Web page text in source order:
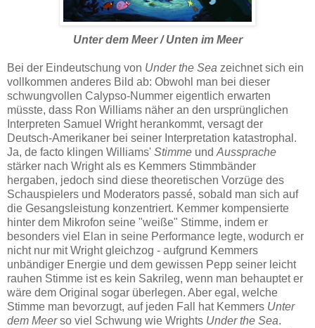
Unter dem Meer / Unten im Meer
Bei der Eindeutschung von Under the Sea zeichnet sich ein
vollkommen anderes Bild ab: Obwohl man bei dieser
schwungvollen Calypso-Nummer eigentlich erwarten
müsste, dass Ron Williams näher an den ursprünglichen
Interpreten Samuel Wright herankommt, versagt der
Deutsch-Amerikaner bei seiner Interpretation katastrophal.
Ja, de facto klingen Williams' Stimme und Aussprache
stärker nach Wright als es Kemmers Stimmbänder
hergaben, jedoch sind diese theoretischen Vorzüge des
Schauspielers und Moderators passé, sobald man sich auf
die Gesangsleistung konzentriert. Kemmer kompensierte
hinter dem Mikrofon seine "weiße" Stimme, indem er
besonders viel Elan in seine Performance legte, wodurch er
nicht nur mit Wright gleichzog - aufgrund Kemmers
unbändiger Energie und dem gewissen Pepp seiner leicht
rauhen Stimme ist es kein Sakrileg, wenn man behauptet er
wäre dem Original sogar überlegen. Aber egal, welche
Stimme man bevorzugt, auf jeden Fall hat Kemmers Unter
dem Meerso viel Schwung wie Wrights Under the Sea.